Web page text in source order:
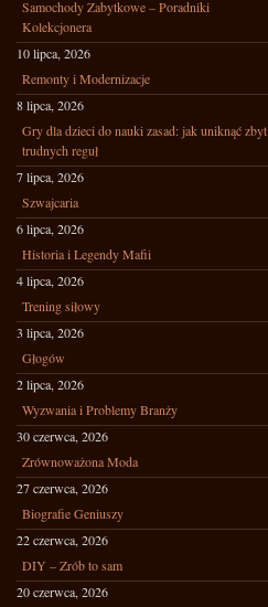
Samochody Zabytkowe – Poradniki
Kolekcjonera
10 lipca, 2026
Remonty i Modernizacje
8 lipca, 2026
Gry dla dzieci do nauki zasad: jak uniknąć zbyt
trudnych reguł
7 lipca, 2026
Szwajcaria
6 lipca, 2026
Historia i Legendy Mafii
4 lipca, 2026
Trening siłowy
3 lipca, 2026
Głogów
2 lipca, 2026
Wyzwania i Problemy Branży
30 czerwca, 2026
Zrównoważona Moda
27 czerwca, 2026
Biografie Geniuszy
22 czerwca, 2026
DIY – Zrób to sam
20 czerwca, 2026